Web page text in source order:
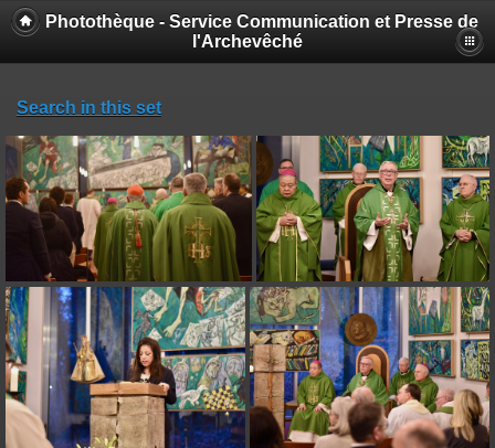
Photothèque - Service Communication et Presse de
l'Archevêché
Search in this set